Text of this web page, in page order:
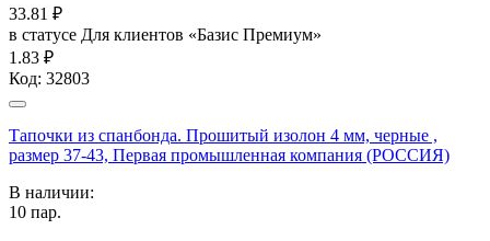
33.81 ₽
в статусе Для клиентов «Базис Премиум»
1.83 ₽
Код: 32803
Тапочки из спанбонда. Прошитый изолон 4 мм, черные ,
размер 37-43, Первая промышленная компания (РОССИЯ)
В наличии:
10 пар.